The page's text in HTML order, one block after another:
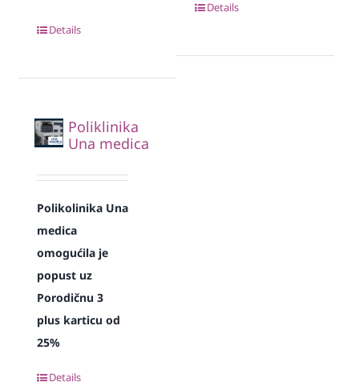
Details
Details
Poliklinika
Una medica
Polikolinika Una
medica
omogućila je
popust uz
Porodičnu 3
plus karticu od
25%
Details